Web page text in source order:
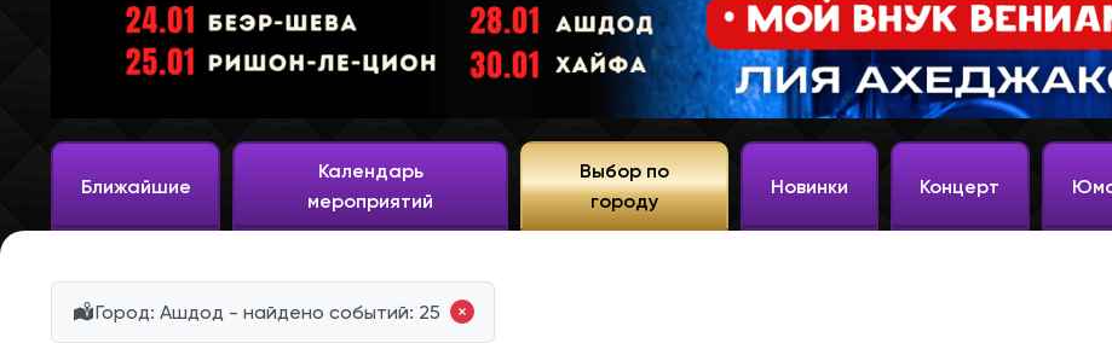
Ближайшие
Календарь
мероприятий
Выбор по
городу
Новинки Концерт
Город: Ашдод - найдено событий: 25